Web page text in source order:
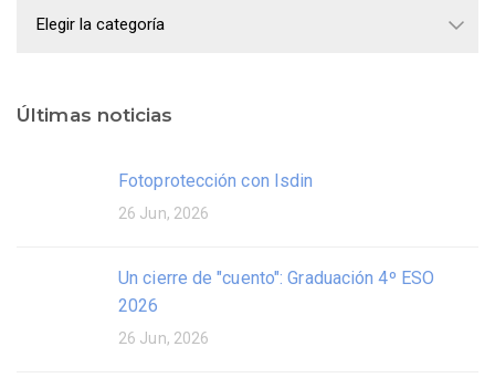
Últimas noticias
Fotoprotección con Isdin
26 Jun, 2026
Un cierre de "cuento": Graduación 4º ESO
2026
26 Jun, 2026